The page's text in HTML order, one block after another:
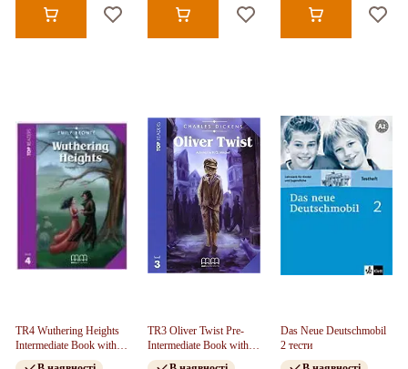
TR4 Wuthering Heights
Intermediate Book with
CD FREE
TR3 Oliver Twist Pre-
Intermediate Book with
CD
Das Neue Deutschmobil
2 тести